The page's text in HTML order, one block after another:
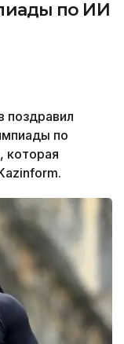
по ИИ
поздравил
по
которая